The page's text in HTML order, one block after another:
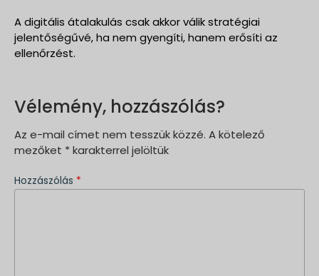
A digitális átalakulás csak akkor válik stratégiai
jelentőségűvé, ha nem gyengíti, hanem erősíti az
ellenőrzést.
Vélemény, hozzászólás?
Az e-mail címet nem tesszük közzé. A kötelező
mezőket * karakterrel jelöltük
Hozzászólás *